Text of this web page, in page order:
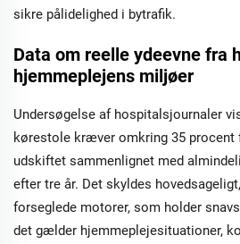
sikre pålidelighed i bytrafik.
Data om reelle ydeevne fra
hjemmeplejens miljøer
Undersøgelse af hospitalsjournaler
kørestole kræver omkring 35 procent
udskiftet sammenlignet med
efter tre år. Det skyldes
forseglede motorer, som holder
det gælder hjemmeplejesituationer,